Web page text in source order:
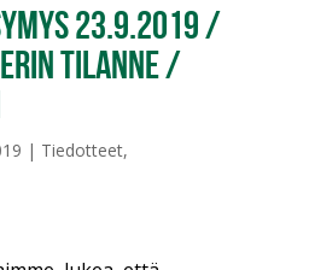
23.9.2019 /
tilanne /
| Tiedotteet,